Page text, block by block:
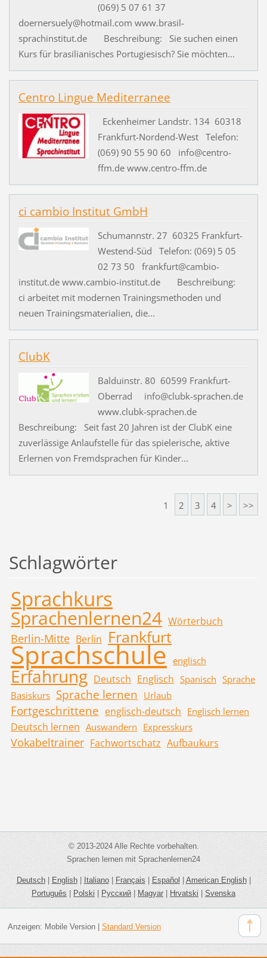
(069) 5 07 61 37
doernersuely@hotmail.com www.brasil-
sprachinstitut.de Beschreibung: Sie suchen einen
Kurs für brasilianisches Portugiesisch? Sie möchten...
Centro Lingue Mediterranee
Eckenheimer Landstr. 134 60318
Frankfurt-Nordend-West Telefon:
(069) 90 55 90 60 info@centro-
ffm.de www.centro-ffm.de
ci cambio Institut GmbH
Schumannstr. 27 60325 Frankfurt-
Westend-Süd Telefon: (069) 5 05
02 73 50 frankfurt@cambio-
institut.de www.cambio-institut.de Beschreibung:
ci arbeitet mit modernen Trainingsmethoden und
neuen Trainingsmaterialien, die...
ClubK
Balduinstr. 80 60599 Frankfurt-
Oberrad info@clubk-sprachen.de
www.clubk-sprachen.de
Beschreibung: Seit fast 20 Jahren ist der ClubK eine
zuverlässige Anlaufstelle für das spielerische, aktive
Erlernen von Fremdsprachen für Kinder...
1 2 3 4 > >>
Schlagwörter
Sprachkurs
Sprachenlernen24 Wörterbuch
Berlin-Mitte Berlin Frankfurt
Sprachschule englisch
Erfahrung Deutsch Englisch Spanisch Sprache
Basiskurs Sprache lernen Urlaub
Fortgeschrittene englisch-deutsch Englisch lernen
Deutsch lernen Auswandern Expresskurs
Vokabeltrainer Fachwortschatz Aufbaukurs
© 2013-2024 Alle Rechte vorbehalten.
Sprachen lernen mit Sprachenlernen24
Deutsch|English|Italiano|Français|Español|American English|
Português|Polski|Русский|Magyar|Hrvatski|Svenska
Anzeigen: Mobile Version| Standard Version